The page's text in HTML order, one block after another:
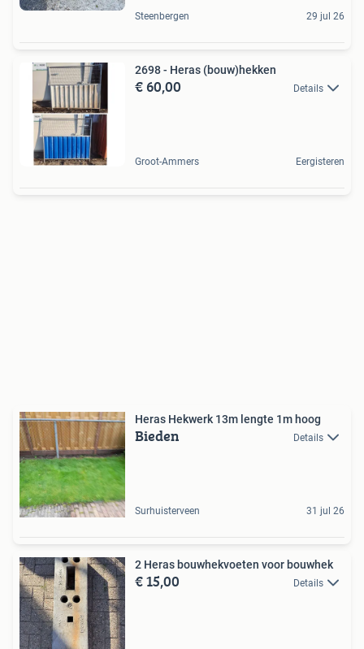
Steenbergen 29 jul 26
2698 - Heras (bouw)hekken
€ 60,00 Details
Groot-Ammers Eergisteren
Heras Hekwerk 13m lengte 1m hoog
Bieden Details
Surhuisterveen 31 jul 26
2 Heras bouwhekvoeten voor bouwhek
€ 15,00 Details